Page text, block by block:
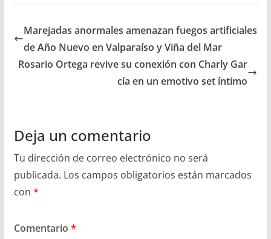
Marejadas anormales amenazan fuegos artificiales
de Año Nuevo en Valparaíso y Viña del Mar
Rosario Ortega revive su conexión con Charly Gar
cía en un emotivo set íntimo
Deja un comentario
Tu dirección de correo electrónico no será
publicada. Los campos obligatorios están marcados
con *
Comentario *